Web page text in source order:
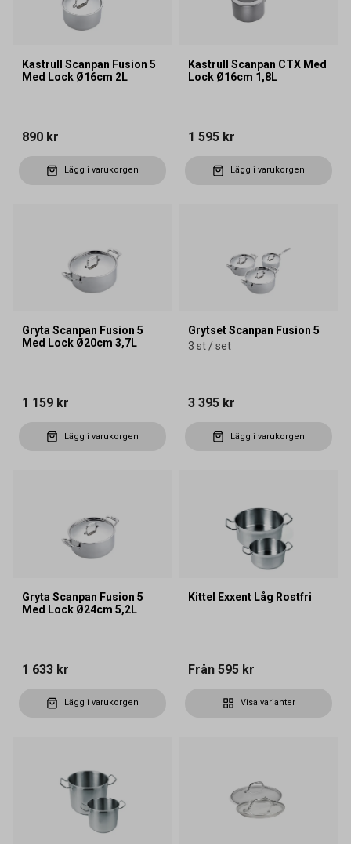
Kastrull Scanpan Fusion 5
Med Lock Ø16cm 2L
890 kr
Lägg i varukorgen
Kastrull Scanpan CTX Med
Lock Ø16cm 1,8L
1 595 kr
Lägg i varukorgen
Gryta Scanpan Fusion 5
Med Lock Ø20cm 3,7L
1 159 kr
Lägg i varukorgen
Grytset Scanpan Fusion 5
3 st / set
3 395 kr
Lägg i varukorgen
Gryta Scanpan Fusion 5
Med Lock Ø24cm 5,2L
1 633 kr
Lägg i varukorgen
Kittel Exxent Låg Rostfri
Från 595 kr
Visa varianter